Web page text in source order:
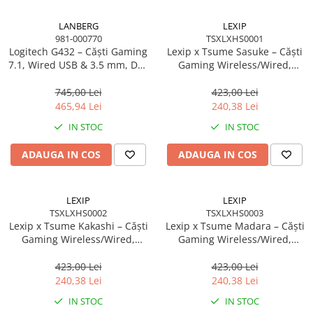
LANBERG
981-000770
Logitech G432 – Căști Gaming
7.1, Wired USB & 3.5 mm, DTS
745,00 Lei
465,94 Lei
IN STOC
ADAUGA IN COS
LEXIP
TSXLXHS0001
Lexip x Tsume Sasuke – Căști
Gaming Wireless/Wired,
Naruto Shippuden
423,00 Lei
240,38 Lei
IN STOC
ADAUGA IN COS
LEXIP
TSXLXHS0002
Lexip x Tsume Kakashi – Căști
Gaming Wireless/Wired,
Naruto Shippuden
423,00 Lei
240,38 Lei
IN STOC
LEXIP
TSXLXHS0003
Lexip x Tsume Madara – Căști
Gaming Wireless/Wired,
Naruto Shippuden
423,00 Lei
240,38 Lei
IN STOC